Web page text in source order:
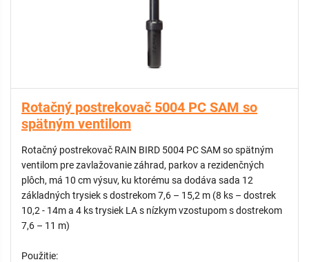
Rotačný postrekovač 5004 PC SAM so
spätným ventilom
Rotačný postrekovač RAIN BIRD 5004 PC SAM so spätným
ventilom pre zavlažovanie záhrad, parkov a rezidenčných
plôch, má 10 cm výsuv, ku ktorému sa dodáva sada 12
základných trysiek s dostrekom 7,6 – 15,2 m (8 ks – dostrek
10,2 - 14m a 4 ks trysiek LA s nízkym vzostupom s dostrekom
7,6 – 11 m)
Použitie: